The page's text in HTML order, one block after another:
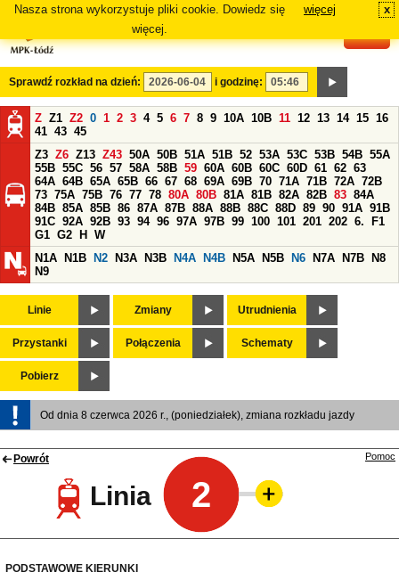
Nasza strona wykorzystuje pliki cookie. Dowiedz się
więcej.
więcej x
Sprawdź rozkład na dzień: i godzinę:
Z Z1 Z2 0 1 2 3 4 5 6 7 8 9 10A 10B 11 12 13 14 15 16
41 43 45
Z3 Z6 Z13 Z43 50A 50B 51A 51B 52 53A 53C 53B 54B 55A
55B 55C 56 57 58A 58B 59 60A 60B 60C 60D 61 62 63
64A 64B 65A 65B 66 67 68 69A 69B 70 71A 71B 72A 72B
73 75A 75B 76 77 78 80A 80B 81A 81B 82A 82B 83 84A
84B 85A 85B 86 87A 87B 88A 88B 88C 88D 89 90 91A 91B
91C 92A 92B 93 94 96 97A 97B 99 100 101 201 202 6.
F1
G1 G2 H
W
N1A
N1B N2 N3A N3B N4A N4B N5A N5B N6 N7A N7B
N8
N9
Linie Zmiany Utrudnienia
Przystanki Połączenia Schematy
Pobierz
Od dnia 8 czerwca 2026 r., (poniedziałek), zmiana rozkładu jazdy
Powrót
Linia 2
Pomoc
PODSTAWOWE KIERUNKI